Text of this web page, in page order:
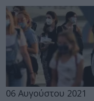
06 Αυγούστου 2021